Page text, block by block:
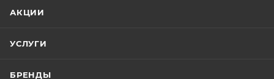
АКЦИИ
УСЛУГИ
БРЕНДЫ